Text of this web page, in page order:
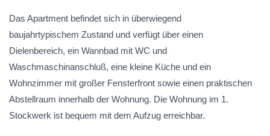
Das Apartment befindet sich in überwiegend
baujahrtypischem Zustand und verfügt über einen
Dielenbereich, ein Wannbad mit WC und
Waschmaschinanschluß, eine kleine Küche und ein
Wohnzimmer mit großer Fensterfront sowie einen praktischen
Abstellraum innerhalb der Wohnung. Die Wohnung im 1.
Stockwerk ist bequem mit dem Aufzug erreichbar.